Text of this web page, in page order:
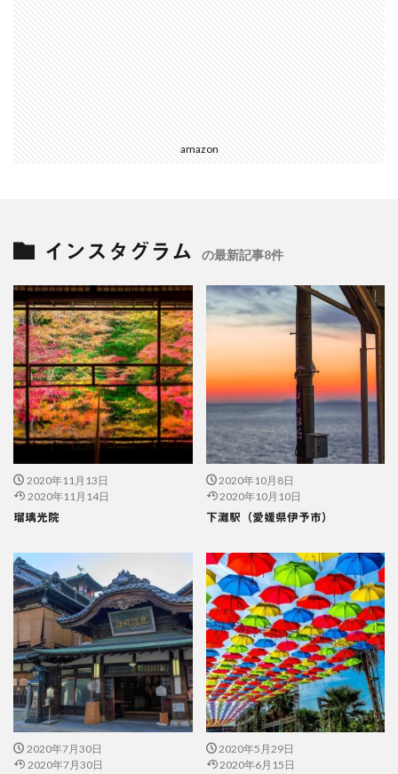
amazon
インスタグラム の最新記事8件
2020年11月13日
2020年11月14日
瑠璃光院
2020年10月8日
2020年10月10日
下灘駅（愛媛県伊予市）
2020年7月30日
2020年7月30日
2020年5月29日
2020年6月15日